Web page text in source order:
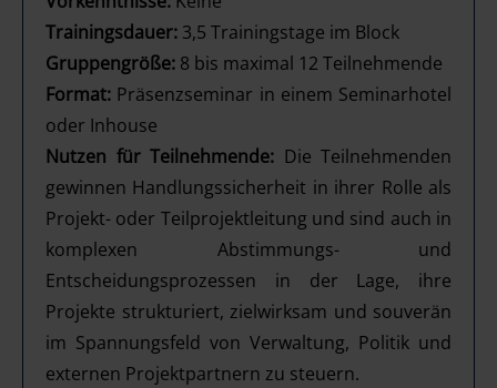
Trainingsdauer: 3,5 Trainingstage im Block
Gruppengröße: 8 bis maximal 12 Teilnehmende
Format: Präsenzseminar in einem Seminarhotel
oder Inhouse
Nutzen für Teilnehmende: Die Teilnehmenden
gewinnen Handlungssicherheit in ihrer Rolle als
Projekt- oder Teilprojektleitung und sind auch in
komplexen Abstimmungs- und
Entscheidungsprozessen in der Lage, ihre
Projekte strukturiert, zielwirksam und souverän
im Spannungsfeld von Verwaltung, Politik und
externen Projektpartnern zu steuern.